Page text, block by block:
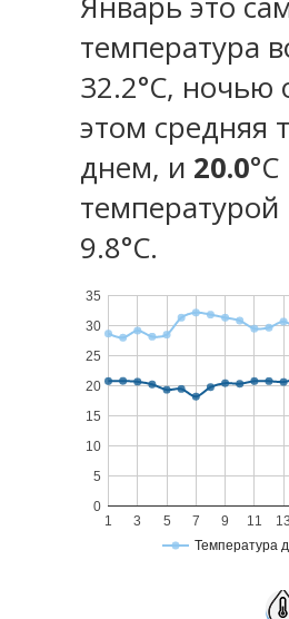
температура
32.2°C, ночью
этом средняя
днем, и 20.0
температурой
9.8°С.
Температура
1 3 5 7 9 11
0
5
10
15
20
25
30
35